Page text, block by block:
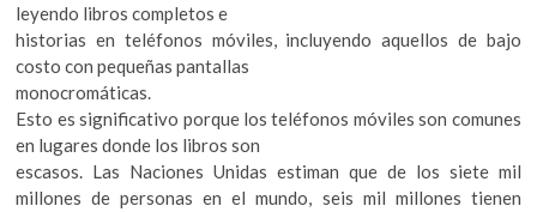
leyendo libros completos e
historias en teléfonos móviles, incluyendo aquellos de bajo
costo con pequeñas pantallas
monocromáticas.
Esto es significativo porque los teléfonos móviles son comunes
en lugares donde los libros son
escasos. Las Naciones Unidas estiman que de los siete mil
millones de personas en el mundo, seis mil millones tienen